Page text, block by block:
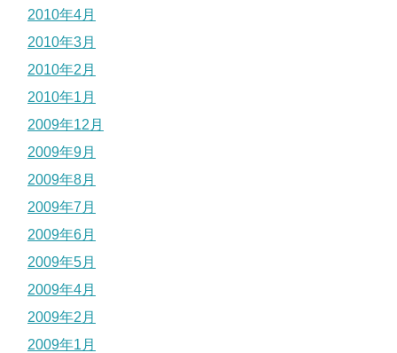
2010年4月
2010年3月
2010年2月
2010年1月
2009年12月
2009年9月
2009年8月
2009年7月
2009年6月
2009年5月
2009年4月
2009年2月
2009年1月